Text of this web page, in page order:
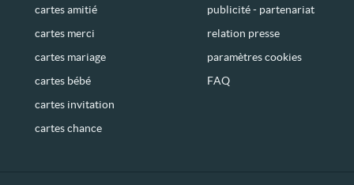
cartes amitié
cartes merci
cartes mariage
cartes bébé
cartes invitation
cartes chance
publicité - partenariat
relation presse
paramètres cookies
FAQ